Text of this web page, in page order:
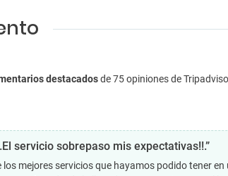
destacadosde 75 opiniones de
servicio sobrepaso mis expectativas!!.”
los mejores servicios que hayamos podido tener